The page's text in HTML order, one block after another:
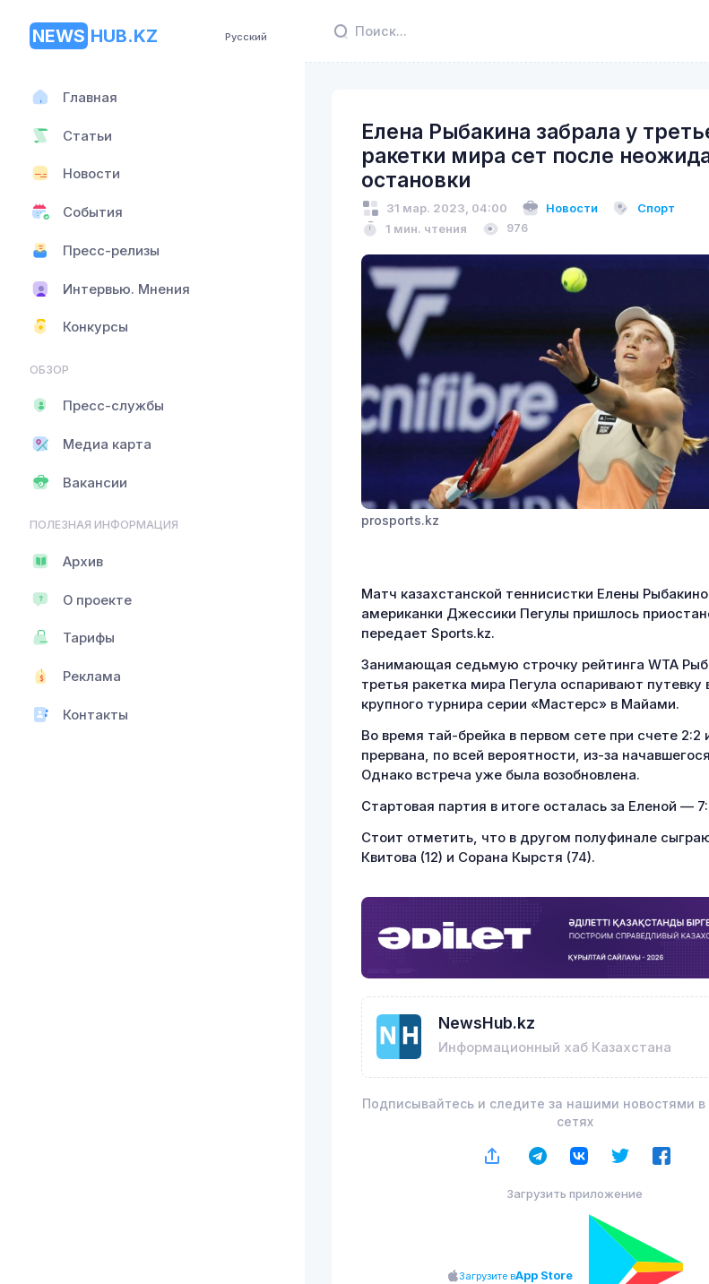
NEWS HUB.KZ Русский
Главная
Статьи
Новости
События
Пресс-релизы
Интервью. Мнения
Конкурсы
ОБЗОР
Пресс-службы
Медиа карта
Вакансии
ПОЛЕЗНАЯ ИНФОРМАЦИЯ
Архив
О проекте
Тарифы
Реклама
Контакты
Елена Рыбакина забрала у
ракетки мира сет после
остановки
31 мар. 2023, 04:00 Новости
Спорт
1 мин. чтения
976
prosports.kz
Матч казахстанской теннисистки Елены
американки Джессики Пегулы пришлось
передает Sports.kz.
Занимающая седьмую строчку рейтинга WTA
третья ракетка мира Пегула оспаривают путевку
крупного турнира серии «Мастерс» в Майами.
Во время тай-брейка в первом сете при счете 2:2
прервана, по всей вероятности, из-за
Однако встреча уже была возобновлена.
Стартовая партия в итоге осталась за Еленой —
Стоит отметить, что в другом полуфинале
Квитова (12) и Сорана Кырстя (74).
NewsHub.kz
Информационный хаб Казахстана
Подписывайтесь и следите за нашими новостями в
сетях
Загрузить приложение
Загрузите вApp Store